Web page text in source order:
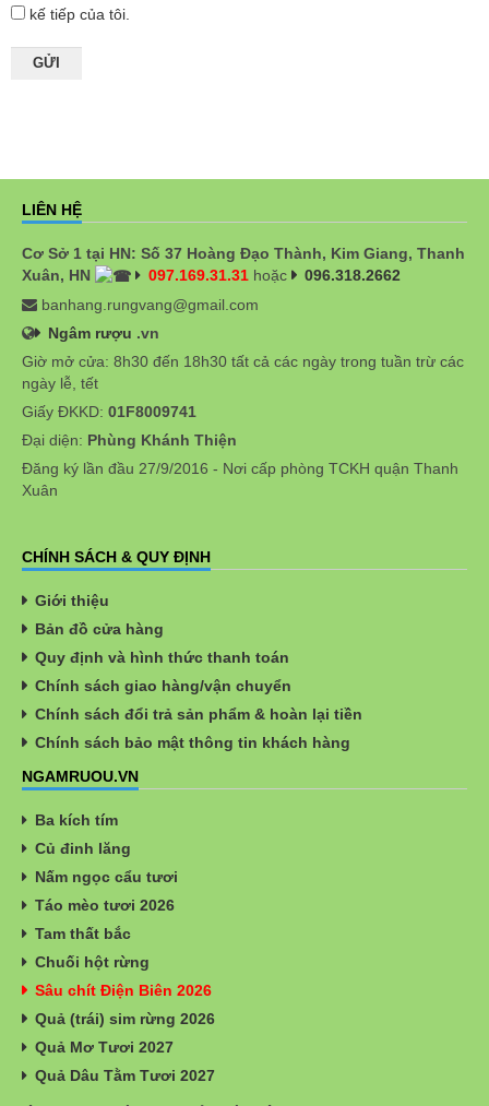
kế tiếp của tôi.
LIÊN HỆ
Cơ Sở 1 tại HN: Số 37 Hoàng Đạo Thành, Kim Giang, Thanh
Xuân, HN
097.169.31.31 hoặc
096.318.2662
banhang.rungvang@gmail.com
Ngâm rượu .vn
Giờ mở cửa: 8h30 đến 18h30 tất cả các ngày trong tuần trừ các
ngày lễ, tết
Giấy ĐKKD: 01F8009741
Đại diện: Phùng Khánh Thiện
Đăng ký lần đầu 27/9/2016 - Nơi cấp phòng TCKH quận Thanh
Xuân
CHÍNH SÁCH & QUY ĐỊNH
Giới thiệu
Bản đồ cửa hàng
Quy định và hình thức thanh toán
Chính sách giao hàng/vận chuyển
Chính sách đổi trả sản phẩm & hoàn lại tiền
Chính sách bảo mật thông tin khách hàng
NGAMRUOU.VN
Ba kích tím
Củ đinh lăng
Nấm ngọc cẩu tươi
Táo mèo tươi 2026
Tam thất bắc
Chuối hột rừng
Sâu chít Điện Biên 2026
Quả (trái) sim rừng 2026
Quả Mơ Tươi 2027
Quả Dâu Tằm Tươi 2027